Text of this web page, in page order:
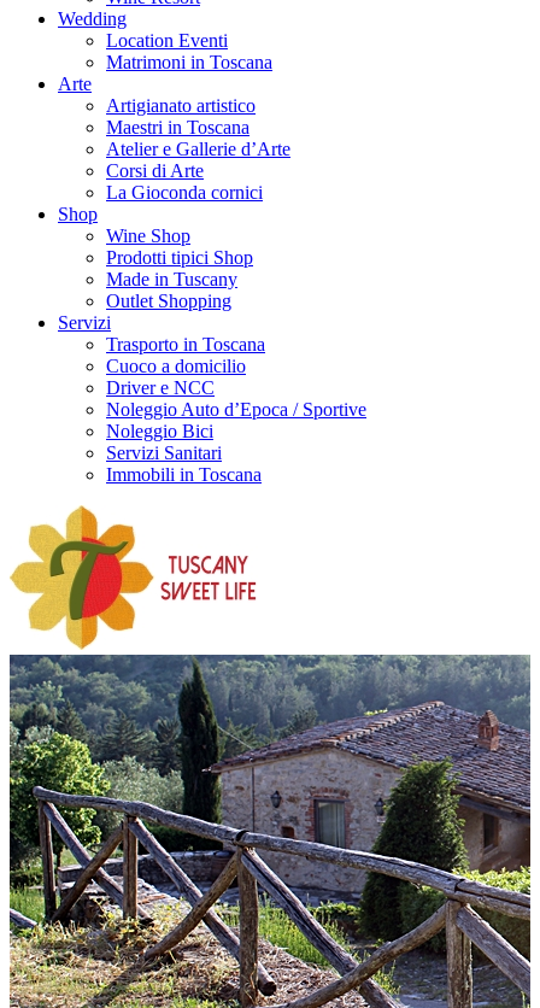
Wedding
Location Eventi
Matrimoni in Toscana
Arte
Artigianato artistico
Maestri in Toscana
Atelier e Gallerie d’Arte
Corsi di Arte
La Gioconda cornici
Shop
Wine Shop
Prodotti tipici Shop
Made in Tuscany
Outlet Shopping
Servizi
Trasporto in Toscana
Cuoco a domicilio
Driver e NCC
Noleggio Auto d’Epoca / Sportive
Noleggio Bici
Servizi Sanitari
Immobili in Toscana